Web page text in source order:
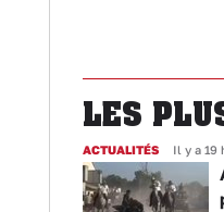
LES
ACTUALITÉS Il y a 19